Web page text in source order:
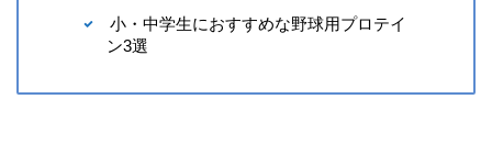
小・中学生におすすめな野球用プロテイ
ン3選